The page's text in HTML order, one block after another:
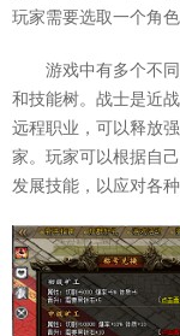
玩家需要选取一个角
游戏中有多个不
和技能树。战士是近
远程职业，可以释放
家。玩家可以根据自
发展技能，以应对各种